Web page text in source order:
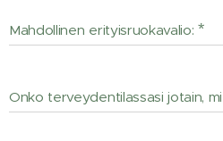
Mahdollinen erityisruokavalio:
Onko terveydentilassasi jotain,
tietää?